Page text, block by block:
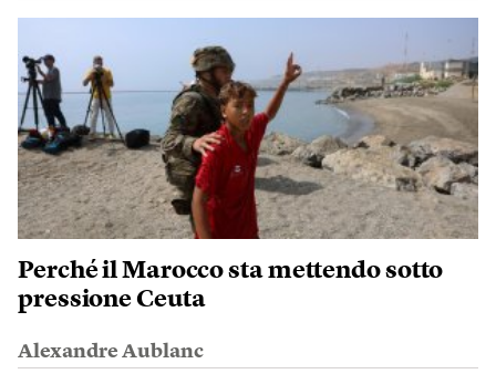
Perché il Marocco sta mettendo sotto
pressione Ceuta
Alexandre Aublanc